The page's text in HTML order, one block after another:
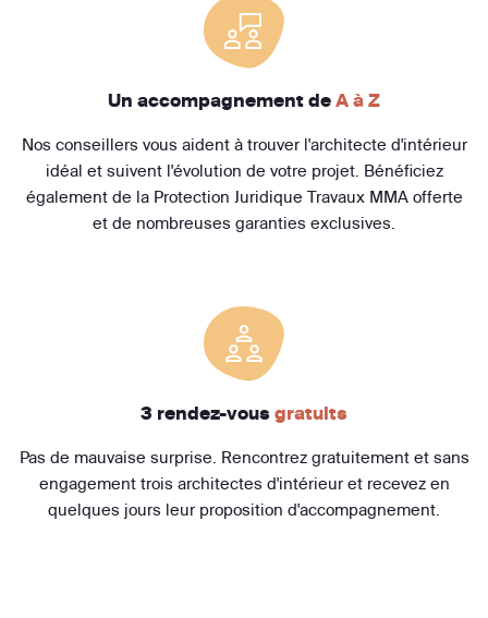
Un accompagnement de A à Z
Nos conseillers vous aident à trouver l'architecte d'intérieur
idéal et suivent l'évolution de votre projet. Bénéficiez
également de la Protection Juridique Travaux MMA offerte
et de nombreuses garanties exclusives.
3 rendez-vous gratuits
Pas de mauvaise surprise. Rencontrez gratuitement et sans
engagement trois architectes d'intérieur et recevez en
quelques jours leur proposition d'accompagnement.